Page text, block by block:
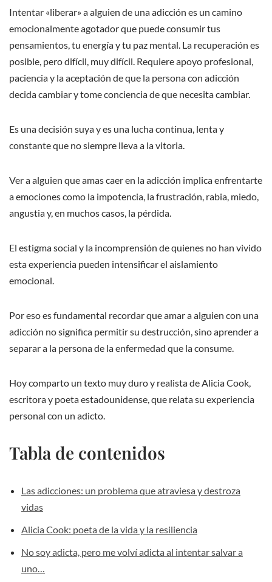
Intentar «liberar» a alguien de una adicción es un camino
emocionalmente agotador que puede consumir tus
pensamientos, tu energía y tu paz mental. La recuperación es
posible, pero difícil, muy difícil. Requiere apoyo profesional,
paciencia y la aceptación de que la persona con adicción
decida cambiar y tome conciencia de que necesita cambiar.
Es una decisión suya y es una lucha continua, lenta y
constante que no siempre lleva a la vitoria.
Ver a alguien que amas caer en la adicción implica enfrentarte
a emociones como la impotencia, la frustración, rabia, miedo,
angustia y, en muchos casos, la pérdida.
El estigma social y la incomprensión de quienes no han vivido
esta experiencia pueden intensificar el aislamiento
emocional.
Por eso es fundamental recordar que amar a alguien con una
adicción no significa permitir su destrucción, sino aprender a
separar a la persona de la enfermedad que la consume.
Hoy comparto un texto muy duro y realista de Alicia Cook,
escritora y poeta estadounidense, que relata su experiencia
personal con un adicto.
Tabla de contenidos
Las adicciones: un problema que atraviesa y destroza
vidas
Alicia Cook: poeta de la vida y la resiliencia
No soy adicta, pero me volví adicta al intentar salvar a
uno…